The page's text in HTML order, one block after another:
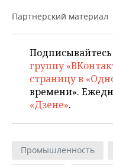
Партнерский материал
группу
страницу в
времени».
«Дзене».
Промышленность